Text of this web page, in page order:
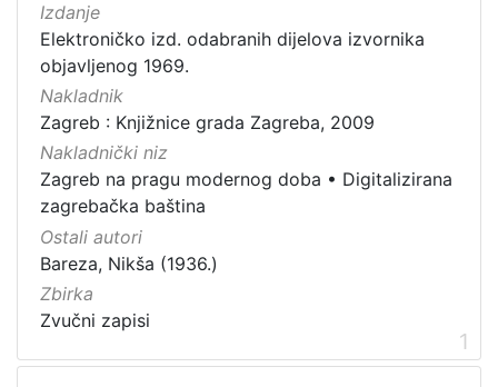
Vrsta
građe
zvučna građa - glazbena
Izdanje
Elektroničko izd. odabranih dijelova izvornika
objavljenog 1969.
Nakladnik
Zagreb : Knjižnice grada Zagreba, 2009
Nakladnički niz
Zagreb na pragu modernog doba • Digitalizirana
zagrebačka baština
Ostali autori
Bareza, Nikša (1936.)
Zbirka
Zvučni zapisi
1